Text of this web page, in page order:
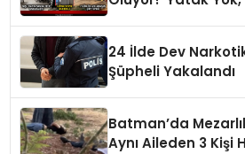
24 İlde Dev
Şüpheli Yakalandı
Batman’da
Aynı Aileden 3 Kişi